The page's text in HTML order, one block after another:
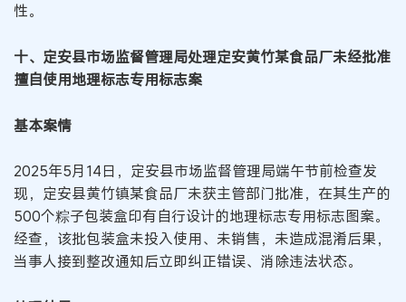
性。
十、定安县市场监督管理局处理定安黄竹某食品厂未经批准
擅自使用地理标志专用标志案
基本案情
2025年5月14日，定安县市场监督管理局端午节前检查发
现，定安县黄竹镇某食品厂未获主管部门批准，在其生产的
500个粽子包装盒印有自行设计的地理标志专用标志图案。
经查，该批包装盒未投入使用、未销售，未造成混淆后果，
当事人接到整改通知后立即纠正错误、消除违法状态。